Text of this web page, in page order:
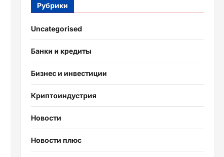
Рубрики
Uncategorised
Банки и кредиты
Бизнес и инвестиции
Криптоиндустрия
Новости
Новости плюс